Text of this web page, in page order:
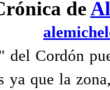
de
Cordón
ya que la